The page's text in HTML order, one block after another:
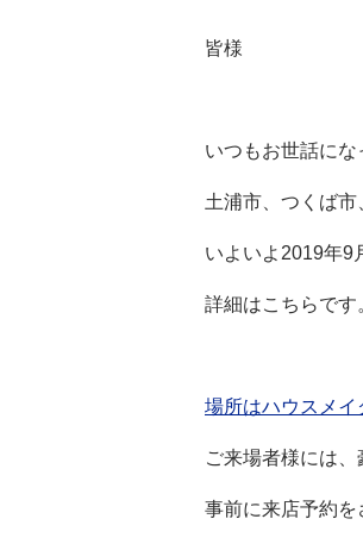
皆様
いつもお世話にな
土浦市、つくば
いよいよ2019年9
詳細はこちらです
場所はハウスメイ
ご来場者様には、
事前に来店予約